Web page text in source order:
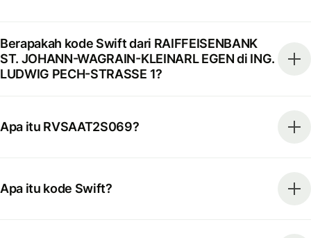
Berapakah kode Swift dari RAIFFEISENBANK
ST. JOHANN-WAGRAIN-KLEINARL EGEN di ING.
LUDWIG PECH-STRASSE 1?
Apa itu RVSAAT2S069?
Apa itu kode Swift?